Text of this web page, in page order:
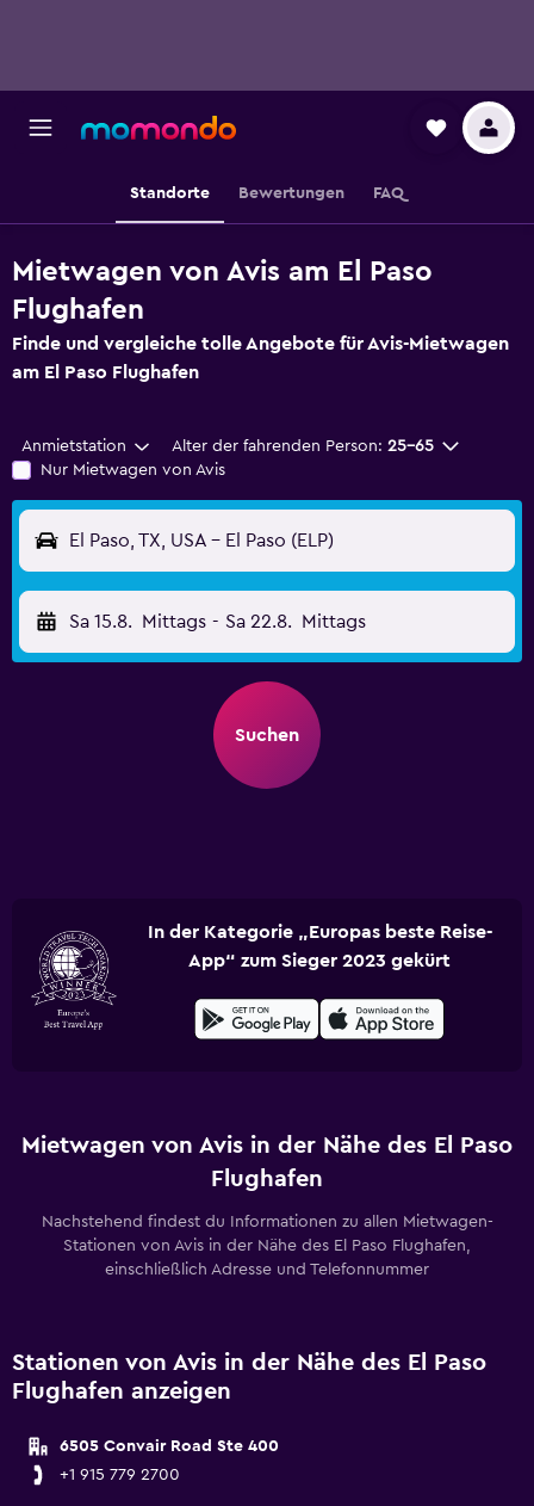
Standorte Bewertungen FAQ
Mietwagen von Avis am El Paso
Flughafen
Finde und vergleiche tolle Angebote für Avis-Mietwagen
am El Paso Flughafen
Anmietstation Alter der fahrenden Person: 25-65
Nur Mietwagen von Avis
El Paso, TX, USA - El Paso (ELP)
Sa 15.8. Mittags - Sa 22.8. Mittags
Suchen
In der Kategorie „Europas beste Reise-
App“ zum Sieger 2023 gekürt
Mietwagen von Avis in der Nähe des El Paso
Flughafen
Nachstehend findest du Informationen zu allen Mietwagen-
Stationen von Avis in der Nähe des El Paso Flughafen,
einschließlich Adresse und Telefonnummer
Stationen von Avis in der Nähe des El Paso
Flughafen anzeigen
6505 Convair Road Ste 400
+1 915 779 2700